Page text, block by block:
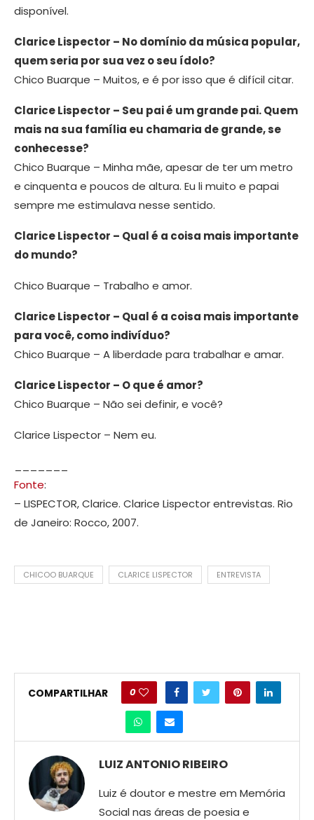
disponível.
Clarice Lispector – No domínio da música popular,
quem seria por sua vez o seu ídolo?
Chico Buarque – Muitos, e é por isso que é difícil citar.
Clarice Lispector – Seu pai é um grande pai. Quem
mais na sua família eu chamaria de grande, se
conhecesse?
Chico Buarque – Minha mãe, apesar de ter um metro
e cinquenta e poucos de altura. Eu li muito e papai
sempre me estimulava nesse sentido.
Clarice Lispector – Qual é a coisa mais importante
do mundo?
Chico Buarque – Trabalho e amor.
Clarice Lispector – Qual é a coisa mais importante
para você, como indivíduo?
Chico Buarque – A liberdade para trabalhar e amar.
Clarice Lispector – O que é amor?
Chico Buarque – Não sei definir, e você?
Clarice Lispector – Nem eu.
Fonte:
– LISPECTOR, Clarice. Clarice Lispector entrevistas. Rio
de Janeiro: Rocco, 2007.
CHICOO BUARQUE CLARICE LISPECTOR ENTREVISTA
COMPARTILHAR 0
LUIZ ANTONIO RIBEIRO
Luiz é doutor e mestre em Memória
Social nas áreas de poesia e